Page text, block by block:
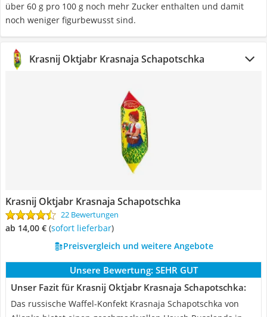
über 60 g pro 100 g noch mehr Zucker enthalten und damit
noch weniger figurbewusst sind.
‎Krasnij Oktjabr Krasnaja Schapotschka
‎Krasnij Oktjabr Krasnaja Schapotschka
22 Bewertungen
ab 14,00 € ( Sofort lieferbar)
Preisvergleich und weitere Angebote
Unsere Bewertung: SEHR GUT
Unser Fazit für ‎Krasnij Oktjabr Krasnaja Schapotschka:
Das russische Waffel-Konfekt Krasnaja Schapotschka von